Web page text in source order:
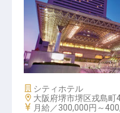
秘書（ホテル総支
施設業態
シティホテル
勤務地
大阪府堺市堺区戎島町
給与
月給／300,000円～